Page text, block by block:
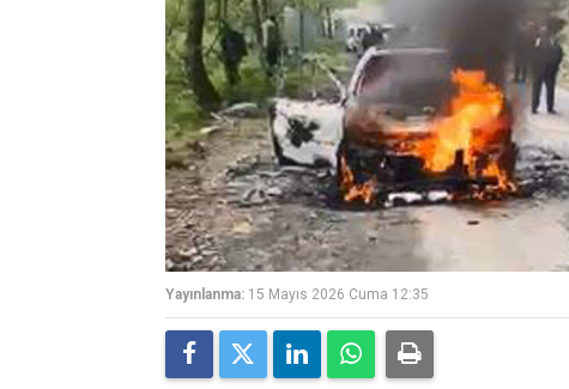
Yayınlanma: 15 Mayıs 2026 Cuma 12:35